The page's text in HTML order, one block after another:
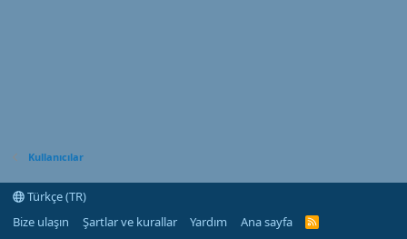
Kullanıcılar
Türkçe (TR)
Bize ulaşın
Şartlar ve kurallar Yardım Ana sayfa
R